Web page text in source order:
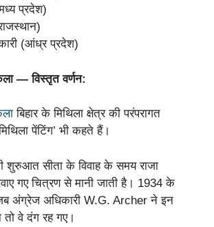
प्रदेश)
(आंध्र प्रदेश)
— विस्तृत वर्णन:
बिहार के मिथिला क्षेत्र की परंपरागत
पेंटिंग’ भी कहते हैं।
शुरुआत सीता के विवाह के समय राजा
गए चित्रण से मानी जाती है। 1934 के
अंग्रेज अधिकारी W.G. Archer ने इन
तो वे दंग रह गए।